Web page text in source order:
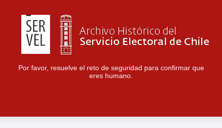
Por favor, resuelve el reto de seguridad para confirmar que
eres humano.